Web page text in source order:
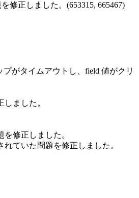
修正しました。(653315, 665467)
がタイムアウトし、field 値がクリ
ました。
修正しました。
ていた問題を修正しました。